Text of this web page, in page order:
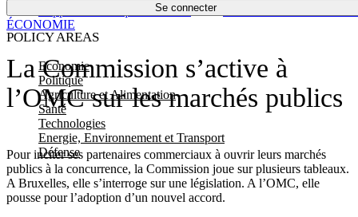
Se connecter
POLICY AREAS
Economie
Politique
Agriculture et Alimentation
Santé
Technologies
Energie, Environnement et Transport
Défense
Économie
La Commission s’active à
l’OMC sur les marchés publics
Pour inciter ses partenaires commerciaux à ouvrir leurs marchés
publics à la concurrence, la Commission joue sur plusieurs tableaux.
A Bruxelles, elle s’interroge sur une législation. A l’OMC, elle
pousse pour l’adoption d’un nouvel accord.
ÉCONOMIE